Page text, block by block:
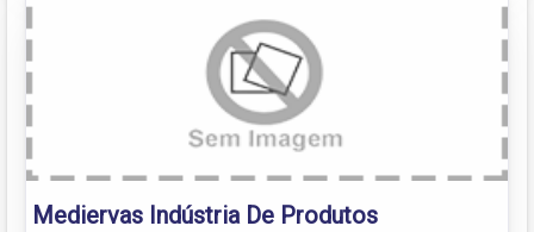
Mediervas Indústria De Produtos